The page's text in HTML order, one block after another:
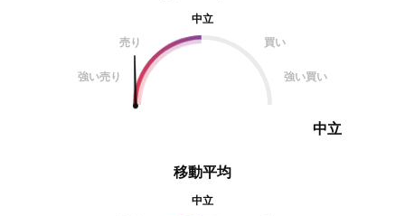
中立
売り
買い
強い売り 強い買い
中立
移動平均
中立